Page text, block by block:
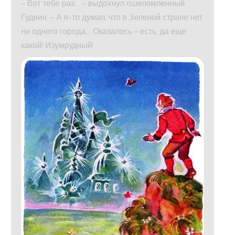
– Вот тебе раз… – выдохнул ошеломленный
Гудвин. – А я-то думал, что в Зеленой стране нет
ни одного города… Оказалось – есть, да еще
какой! Изумрудный!